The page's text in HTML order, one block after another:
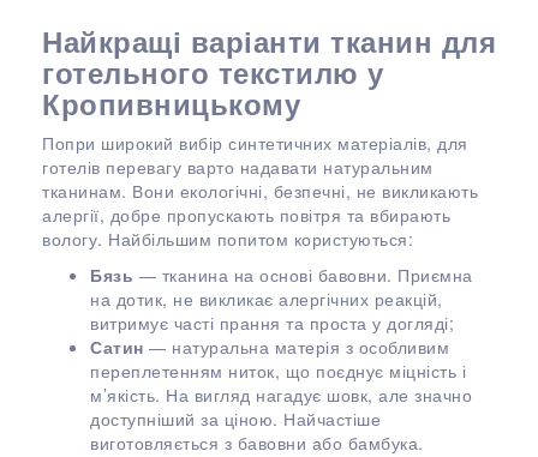
Найкращі варіанти тканин для
готельного текстилю у
Кропивницькому
Попри широкий вибір синтетичних матеріалів, для
готелів перевагу варто надавати натуральним
тканинам. Вони екологічні, безпечні, не викликають
алергії, добре пропускають повітря та вбирають
вологу. Найбільшим попитом користуються:
Бязь — тканина на основі бавовни. Приємна
на дотик, не викликає алергічних реакцій,
витримує часті прання та проста у догляді;
Сатин — натуральна матерія з особливим
переплетенням ниток, що поєднує міцність і
м’якість. На вигляд нагадує шовк, але значно
доступніший за ціною. Найчастіше
виготовляється з бавовни або бамбука.